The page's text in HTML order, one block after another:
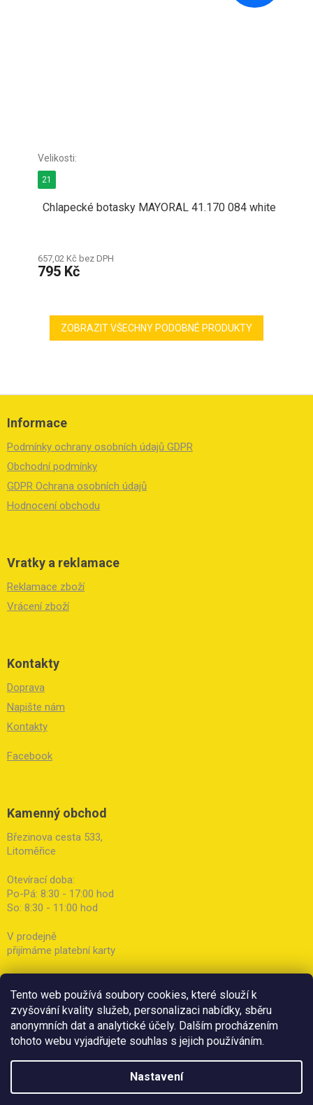
Tento web používá soubory cookies, které slouží k
zvyšování kvality služeb, personalizaci nabídky, sběru
anonymních dat a analytické účely. Dalším procházením
tohoto webu vyjadřujete souhlas s jejich používáním.
Nastavení
Chlapecké botasky MAYORAL 41.170 084 white
657,02 Kč bez DPH
795 Kč
21
ZOBRAZIT VŠECHNY PODOBNÉ PRODUKTY
Z
Informace
Podmínky ochrany osobních údajů GDPR
Obchodní podmínky
GDPR Ochrana osobních údajů
Hodnocení obchodu
Vratky a reklamace
Reklamace zboží
Vrácení zboží
Kontakty
Doprava
Napište nám
Kontakty
Facebook
Kamenný obchod
Březinova cesta 533,
Litoměřice
Otevírací doba:
Po-Pá: 8:30 - 17:00 hod
So: 8:30 - 11:00 hod
V prodejně
přijímáme platební karty